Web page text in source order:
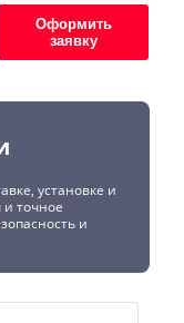
Оформить
заявку
установке и
точное
и